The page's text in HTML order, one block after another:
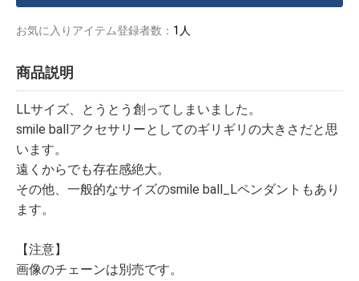
お気に入りアイテム登録者数： 1人
商品説明
LLサイズ、とうとう創ってしまいました。
smile ballアクセサリーとしてのギリギリの大きさだと思
います。
遠くからでも存在感絶大。
その他、一般的なサイズのsmile ball_Lペンダントもあり
ます。
【注意】
画像のチェーンは別売です。